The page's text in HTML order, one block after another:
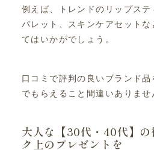
例えば、トレンドのリップス
パレット、スキンケアセット
てはいかがでしょう。
口コミで評判の良いブランド
でもらえること間違いありませ
大人な【30代・40代】の
ク上のプレゼントを